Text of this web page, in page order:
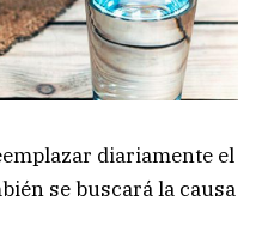
diariamente el
se buscará la causa